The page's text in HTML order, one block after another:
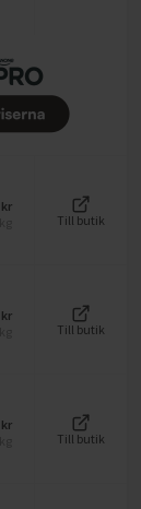
kr
Till butik
kr
Till butik
kr
Till butik